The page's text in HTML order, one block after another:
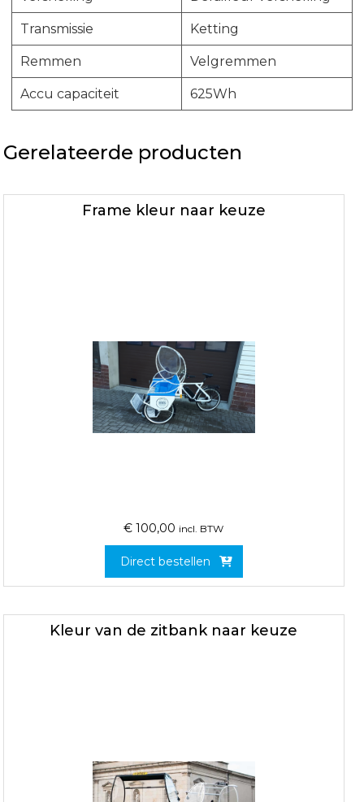
Transmissie Ketting
Remmen Velgremmen
Accu capaciteit 625Wh
Gerelateerde producten
Frame kleur naar keuze
€ 100,00 incl. BTW
Direct bestellen
Kleur van de zitbank naar keuze